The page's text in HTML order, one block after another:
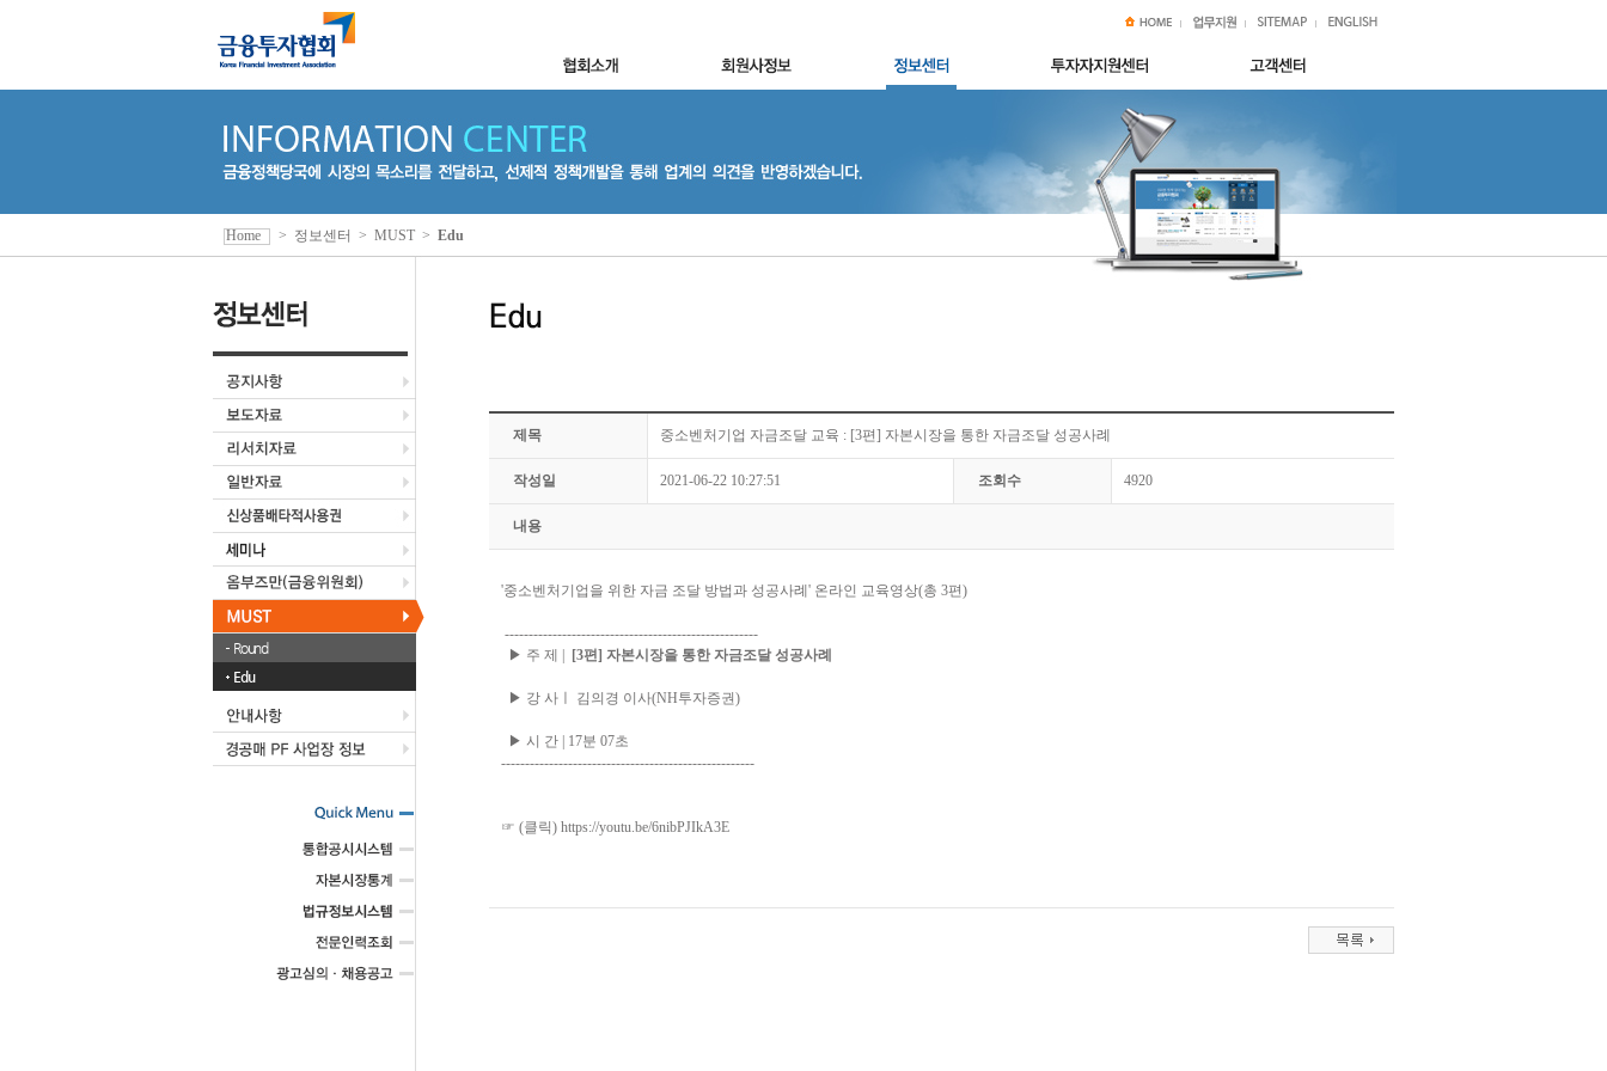
Round
Edu
Home > 정보센터 > MUST > Edu
제목 중소벤처기업 자금조달 교육 : [3편] 자본시장을 통한 자금조달 성공사례
작성일 2021-06-22 10:27:51 조회수 4920
내용
'중소벤처기업을 위한 자금 조달 방법과 성공사례' 온라인 교육영상(총 3편)
-----------------------------------------------------
▶ 주 제 |
[3편] 자본시장을 통한 자금조달 성공사례
▶ 강 사ㅣ 김의경 이사(NH투자증권)
▶ 시 간 | 17분 07초
-----------------------------------------------------
☞ (클릭) https://youtu.be/6nibPJIkA3E